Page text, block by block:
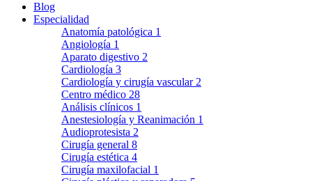
Blog
Especialidad
Anatomía patológica 1
Angiología 1
Aparato digestivo 2
Cardiología 3
Cardiología y cirugía vascular 2
Centro médico 28
Análisis clínicos 1
Anestesiología y Reanimación 1
Audioprotesista 2
Cirugía general 8
Cirugía estética 4
Cirugía maxilofacial 1